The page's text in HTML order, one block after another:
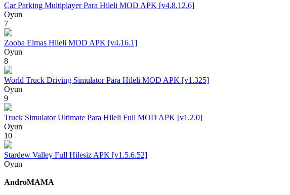
Car Parking Multiplayer Para Hileli MOD APK [v4.8.12.6]
Oyun
7
Zooba Elmas Hileli MOD APK [v4.16.1]
Oyun
8
World Truck Driving Simulator Para Hileli MOD APK [v1.325]
Oyun
9
Truck Simulator Ultimate Para Hileli Full MOD APK [v1.2.0]
Oyun
10
Stardew Valley Full Hilesiz APK [v1.5.6.52]
Oyun
AndroMAMA